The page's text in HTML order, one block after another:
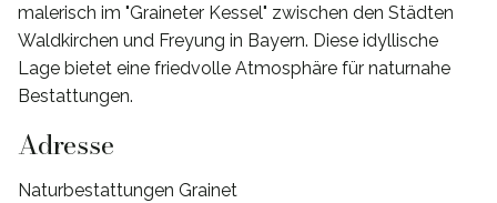
malerisch im "Graineter Kessel" zwischen den Städten
Waldkirchen und Freyung in Bayern. Diese idyllische
Lage bietet eine friedvolle Atmosphäre für naturnahe
Bestattungen.
Adresse
Naturbestattungen Grainet